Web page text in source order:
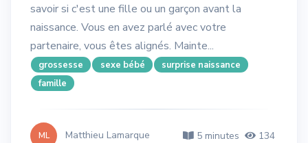
savoir si c'est une fille ou un garçon avant la
naissance. Vous en avez parlé avec votre
partenaire, vous êtes alignés. Mainte...
grossesse sexe bébé
surprise naissance
famille
ML Matthieu Lamarque 5 minutes 134